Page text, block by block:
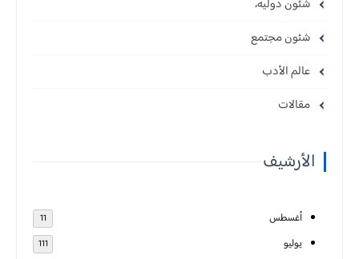
شئون دوليه،
شئون مجتمع
عالم الأدب
مقالات
الأرشيف
أغسطس 11
يوليو 111